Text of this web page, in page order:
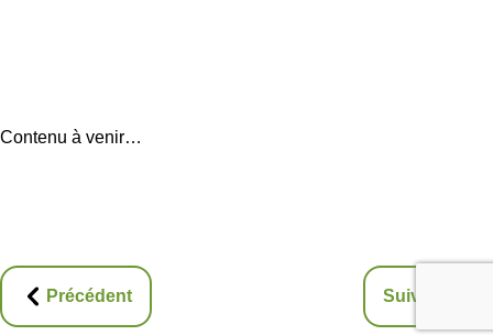
Contenu à venir…
Précédent Suivant